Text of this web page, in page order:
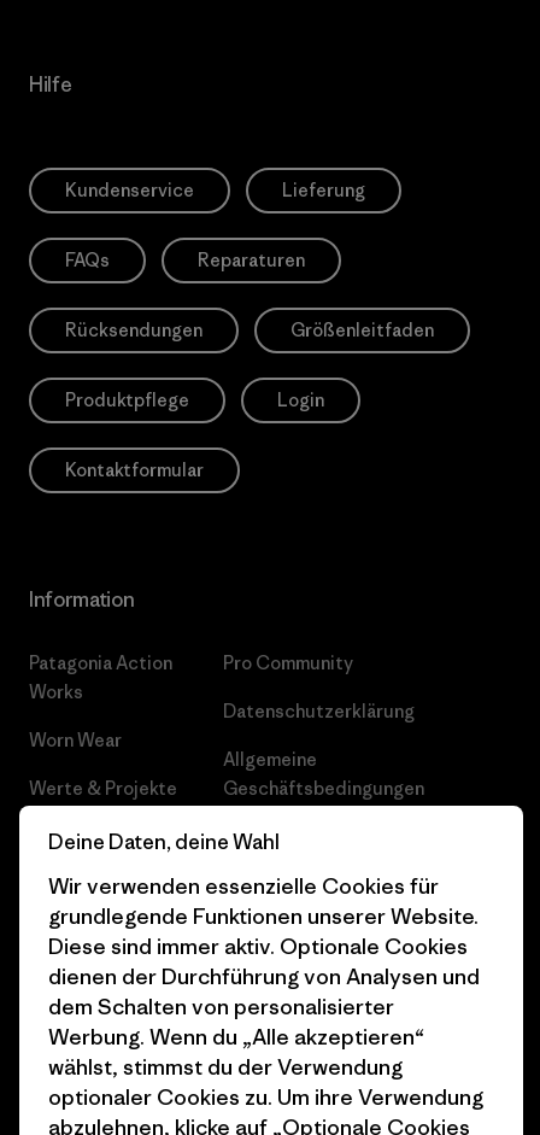
Hilfe
Kundenservice Lieferung
FAQs Reparaturen
Rücksendungen Größenleitfaden
Produktpflege Login
Kontaktformular
Information
Patagonia Action
Works
Worn Wear
Werte & Projekte
Progress Report
Business Unusual
Klimaziele
1% For The Planet
Wie wir finanzieren
Geschenkgutscheine
Stores in deiner Nähe
Pro Community
Datenschutzerklärung
Allgemeine
Geschäftsbedingungen
Cookie Einstellungen
Karriere
Pressekontakt
Industry program
Affiliate-Programm
Patagonia Schweiz
Seitenverzeichnis
Deine Daten, deine Wahl
Wir verwenden essenzielle Cookies für
grundlegende Funktionen unserer Website.
Diese sind immer aktiv. Optionale Cookies
dienen der Durchführung von Analysen und
dem Schalten von personalisierter
Werbung. Wenn du „Alle akzeptieren“
wählst, stimmst du der Verwendung
optionaler Cookies zu. Um ihre Verwendung
abzulehnen, klicke auf „Optionale Cookies